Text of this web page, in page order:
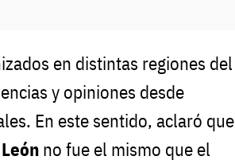
en distintas regiones del
y opiniones desde
En este sentido, aclaró que
no fue el mismo que el